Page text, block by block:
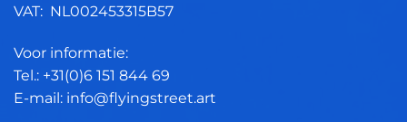
VAT: NL002453315B57
Voor informatie:
Tel.: +31(0)6 151 844 69
E-mail: info@flyingstreet.art